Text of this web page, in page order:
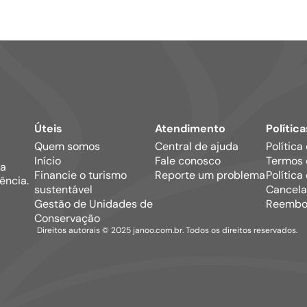
Úteis
Quem somos
Início
Financie o turismo
sustentável
Gestão de Unidades de
Conservação
Atendimento
Central de ajuda
Fale conosco
Reporte um problema
Política
Termos
Política
Direitos autorais © 2025 janoo.com.br. Todos os direitos reservados.